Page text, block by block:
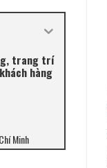
trang trí
hàng
Minh